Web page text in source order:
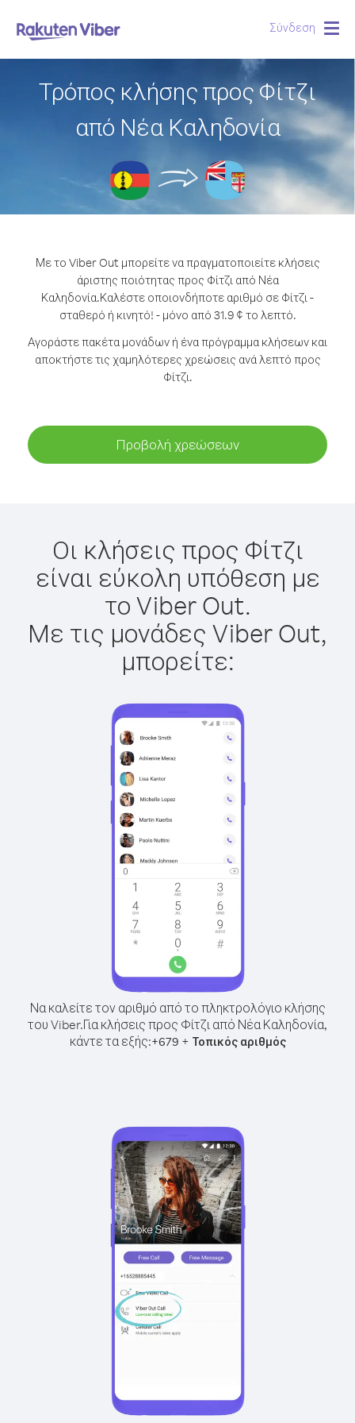
Σύνδεση
Τρόπος κλήσης προς Φίτζι
από Νέα Καληδονία
Με το Viber Out μπορείτε να πραγματοποιείτε κλήσεις
άριστης ποιότητας προς Φίτζι από Νέα
Καληδονία.Καλέστε οποιονδήποτε αριθμό σε Φίτζι -
σταθερό ή κινητό! - μόνο από 31.9 ¢ το λεπτό.
Αγοράστε πακέτα μονάδων ή ένα πρόγραμμα κλήσεων και
αποκτήστε τις χαμηλότερες χρεώσεις ανά λεπτό προς
Φίτζι.
Προβολή χρεώσεων
Οι κλήσεις προς Φίτζι
είναι εύκολη υπόθεση με
το Viber Out.
Με τις μονάδες Viber Out,
μπορείτε:
Να καλείτε τον αριθμό από το πληκτρολόγιο κλήσης
του Viber.Για κλήσεις προς Φίτζι από Νέα Καληδονία,
κάντε τα εξής:+679 + Τοπικός αριθμός